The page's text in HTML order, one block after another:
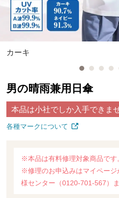
カーキ
男の晴雨兼用日傘
本品は小社でしか入手できま
各種マークについて
※本品は有料修理対象商品です
※修理のお申込みはマイページ
様センター（0120-701-567）ま